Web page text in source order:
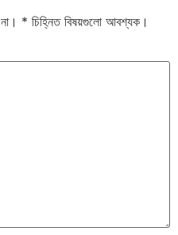
* চিহ্নিত বিষয়গুলো আবশ্যক।